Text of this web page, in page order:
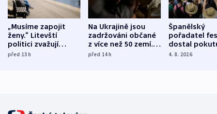
„Musíme zapojit
ženy.“ Litevští
politici zvažují
dohodu o
před 13h
Na Ukrajině jsou
zadržováni občané
z více než 50 zemí.
Bojovali na straně
před 14h
Španělský
pořadatel
dostal
nekalé
4. 8. 2026